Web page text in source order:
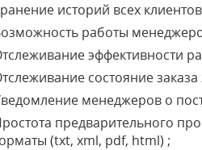
историй всех
работы
эффективности
состояние
менеджеров о
предварительного
(txt, xml, pdf, html) ;